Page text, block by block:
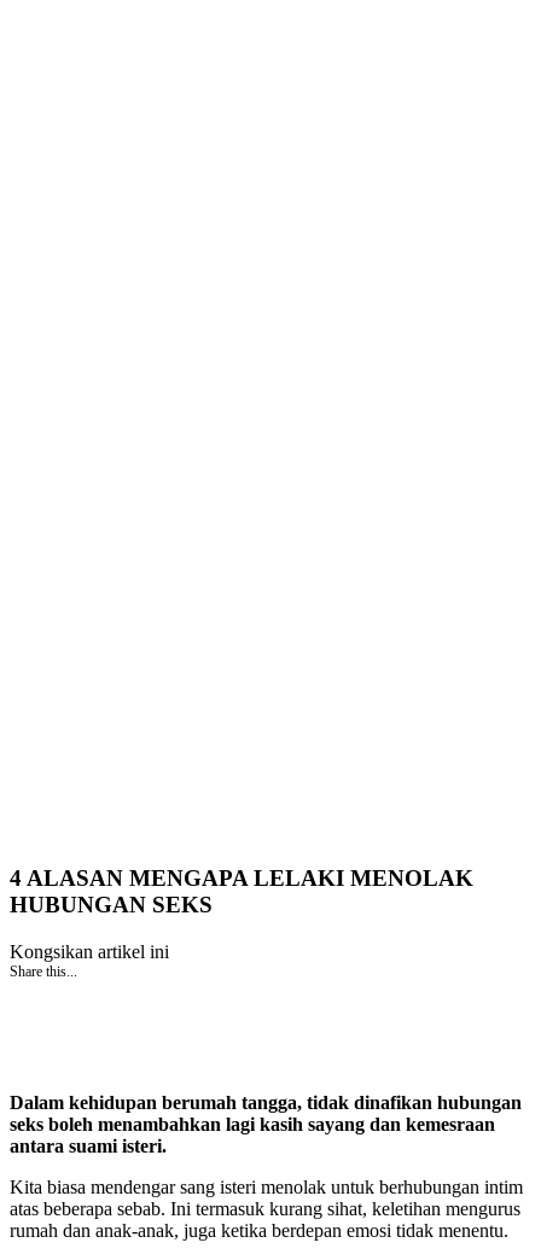
4 ALASAN MENGAPA LELAKI MENOLAK
HUBUNGAN SEKS
Kongsikan artikel ini
Share this...
Dalam kehidupan berumah tangga, tidak dinafikan hubungan
seks boleh menambahkan lagi kasih sayang dan kemesraan
antara suami isteri.
Kita biasa mendengar sang isteri menolak untuk berhubungan intim
atas beberapa sebab. Ini termasuk kurang sihat, keletihan mengurus
rumah dan anak-anak, juga ketika berdepan emosi tidak menentu.